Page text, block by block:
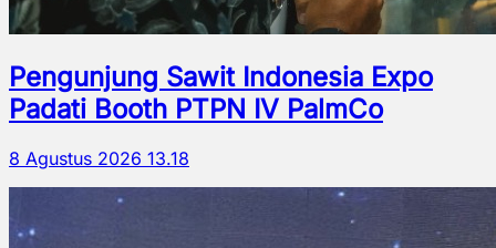
Pengunjung Sawit Indonesia Expo
Padati Booth PTPN IV PalmCo
8 Agustus 2026 13.18